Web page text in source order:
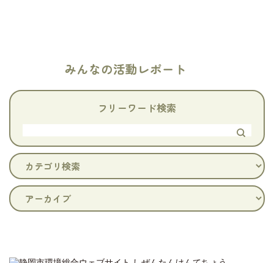
みんなの活動レポート
フリーワード検索